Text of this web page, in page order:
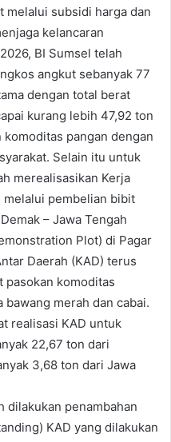
melalui subsidi harga dan
kelancaran
BI Sumsel telah
angkut sebanyak 77
dengan total berat
kurang lebih 47,92 ton
pangan dengan
Selain itu untuk
merealisasikan Kerja
melalui pembelian bibit
– Jawa Tengah
Plot) di Pagar
Daerah (KAD) terus
pasokan komoditas
merah dan cabai.
realisasi KAD untuk
22,67 ton dari
3,68 ton dari Jawa
dilakukan penambahan
KAD yang dilakukan